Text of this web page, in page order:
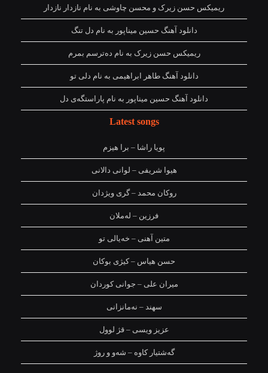
ریمیکس حسن زیرک و محسن چاوشی به نام نازدار نازدار
دانلود آهنگ حسین میناپور به نام دل تنگ
ریمیکس حسن زیرک به نام دەترسم بمرم
دانلود آهنگ طاهر ابراهیمی به نام دلی تو
دانلود آهنگ حسین میناپور به نام پاراستگەی دل
Latest songs
پویا راشا – برا هیزم
هیوا شریفی – لوانی دالانی
روکان محمد – گری ویژدان
فرزین – لەملان
متین آهنی – خەیالی تو
حسن هیاس – کیژی بوکان
میران علی – جوانی کوردان
سهند – نەمانزانی
عزیز ویسی – قژ لوول
گەشتیار کاوە – شەو و روژ